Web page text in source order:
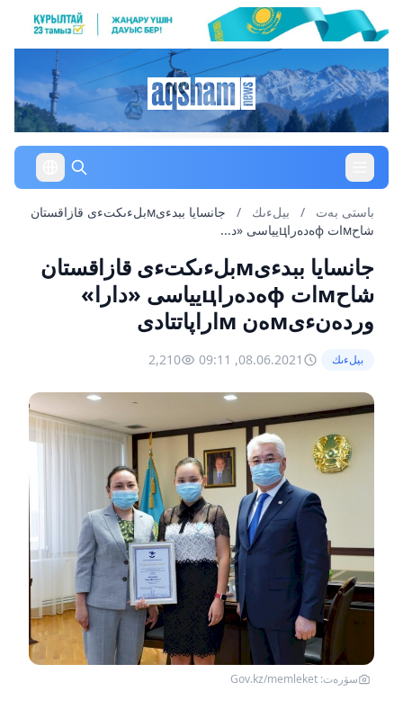
باستى بەت / بيلءىك /
جانسايا ببدءىмبلءىكتءى قازاقستان
شاحмات фەدەراцيياسى «د...
جانسايا ببدءىмبلءىكتءى قازاقستان
شاحмات фەدەراцيياسى «دارا»
وردەنءىмەن мاراپاتتادى
بيلءىك 08.06.2021, 09:11
2,210
سۋرەت: Gov.kz/memleket